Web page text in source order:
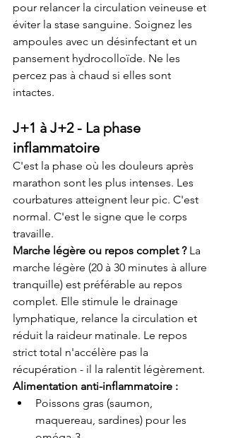
pour relancer la circulation veineuse et
éviter la stase sanguine. Soignez les
ampoules avec un désinfectant et un
pansement hydrocolloïde. Ne les
percez pas à chaud si elles sont
intactes.
J+1 à J+2 - La phase
inflammatoire
C'est la phase où les douleurs après
marathon sont les plus intenses. Les
courbatures atteignent leur pic. C'est
normal. C'est le signe que le corps
travaille.
Marche légère ou repos complet ? La
marche légère (20 à 30 minutes à allure
tranquille) est préférable au repos
complet. Elle stimule le drainage
lymphatique, relance la circulation et
réduit la raideur matinale. Le repos
strict total n'accélère pas la
récupération - il la ralentit légèrement.
Alimentation anti-inflammatoire :
Poissons gras (saumon,
maquereau, sardines) pour les